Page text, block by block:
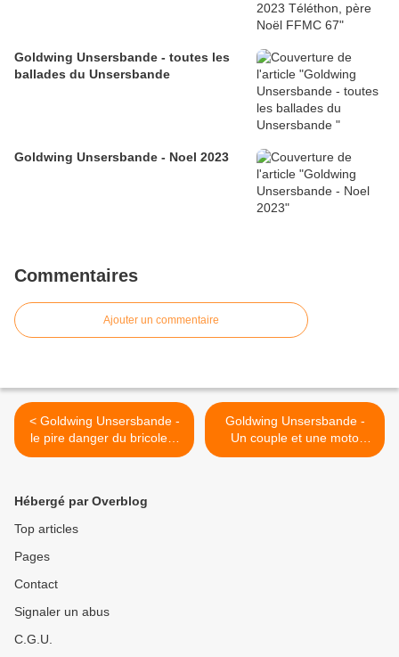
Goldwing Unsersbande - toutes les
ballades du Unsersbande
Goldwing Unsersbande - Noel 2023
Commentaires
Ajouter un commentaire
< Goldwing Unsersbande -
le pire danger du bricoleur
le MONOXYDE DE
Goldwing Unsersbande -
Un couple et une moto
dans le Wild West
Hébergé par Overblog
Top articles
Pages
Contact
Signaler un abus
C.G.U.